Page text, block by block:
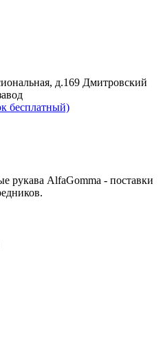
д.169 Дмитровский
бесплатный)
AlfaGomma - поставки